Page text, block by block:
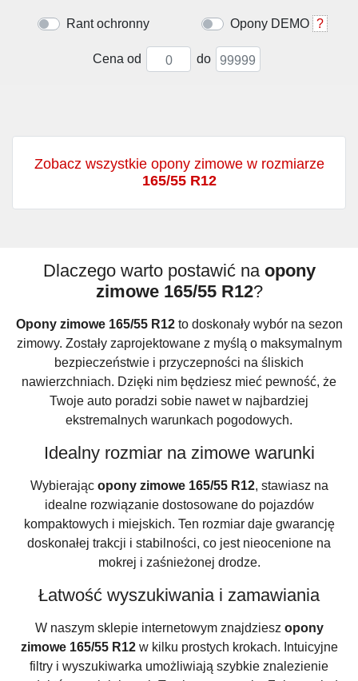
Rant ochronny Opony DEMO ?
Cena od do
Zobacz wszystkie opony zimowe w rozmiarze
165/55 R12
Dlaczego warto postawić na opony
zimowe 165/55 R12?
Opony zimowe 165/55 R12to doskonały wybór na sezon
zimowy. Zostały zaprojektowane z myślą o maksymalnym
bezpieczeństwie i przyczepności na śliskich
nawierzchniach. Dzięki nim będziesz mieć pewność, że
Twoje auto poradzi sobie nawet w najbardziej
ekstremalnych warunkach pogodowych.
Idealny rozmiar na zimowe warunki
Wybierając opony zimowe 165/55 R12, stawiasz na
idealne rozwiązanie dostosowane do pojazdów
kompaktowych i miejskich. Ten rozmiar daje gwarancję
doskonałej trakcji i stabilności, co jest nieocenione na
mokrej i zaśnieżonej drodze.
Łatwość wyszukiwania i zamawiania
W naszym sklepie internetowym znajdziesz opony
zimowe 165/55 R12w kilku prostych krokach. Intuicyjne
filtry i wyszukiwarka umożliwiają szybkie znalezienie